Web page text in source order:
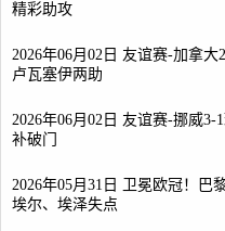
精彩助攻
2026年06月02日 友谊赛-加拿
卢瓦塞伊两助
2026年06月02日 友谊赛-挪威
补破门
2026年05月31日 卫冕欧冠！巴
埃尔、埃泽失点